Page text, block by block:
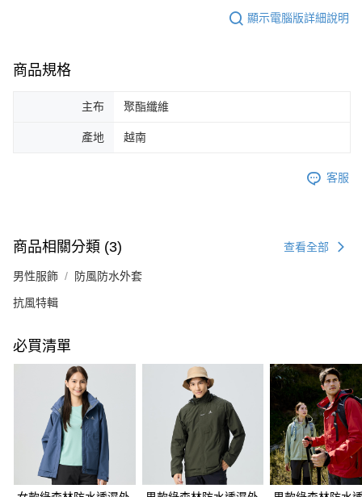
顯示電腦版詳細說明
商品規格
主布 聚酯纖維
產地 越南
客服
商品相關分類 (3) 查看全部
男性服飾 防風防水外套
抗風特輯
必買清單